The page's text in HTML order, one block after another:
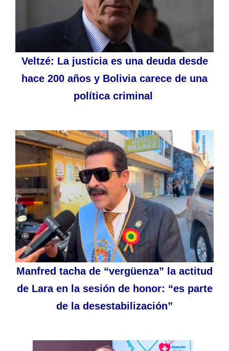
Veltzé: La justicia es una deuda desde
hace 200 años y Bolivia carece de una
política criminal
Manfred tacha de “vergüenza” la actitud
de Lara en la sesión de honor: “es parte
de la desestabilización”